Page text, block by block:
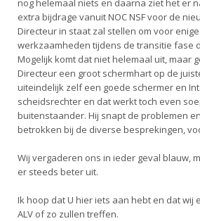
nog helemaal niets en daarna ziet het er
extra bijdrage vanuit NOC NSF voor de
Directeur in staat zal stellen om voor
werkzaamheden tijdens de transitie fase
Mogelijk komt dat niet helemaal uit, maar
Directeur een groot schermhart op de
uiteindelijk zelf een goede schermer en
scheidsrechter en dat werkt toch even
buitenstaander. Hij snapt de problemen
betrokken bij de diverse besprekingen,
Wij vergaderen ons in ieder geval blauw,
er steeds beter uit.
Ik hoop dat U hier iets aan hebt en dat wij
ALV of zo zullen treffen.